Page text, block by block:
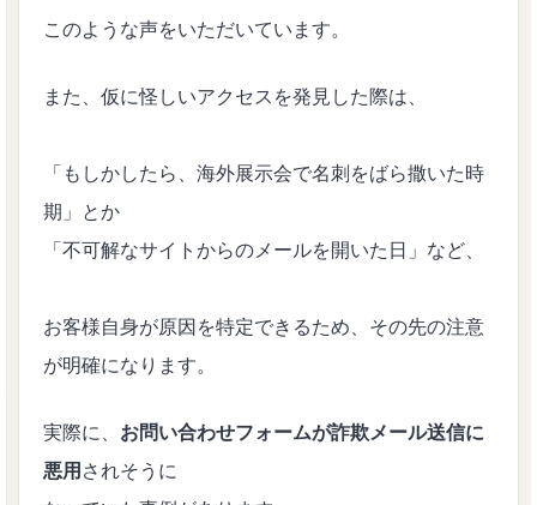
このような声をいただいています。
また、仮に怪しいアクセスを発見した際は、
「もしかしたら、海外展示会で名刺をばら撒いた時
期」とか
「不可解なサイトからのメールを開いた日」など、
お客様自身が原因を特定できるため、その先の注意
が明確になります。
実際に、 お問い合わせフォームが詐欺メール送信に
悪用 されそうに